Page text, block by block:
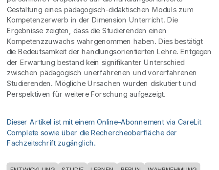
Gestaltung eines pädagogisch-didaktischen Moduls zum
Kompetenzerwerb in der Dimension Unterricht. Die
Ergebnisse zeigten, dass die Studierenden einen
Kompetenzzuwachs wahrgenommen haben. Dies bestätigt
die Bedeutsamkeit der handlungsorientierten Lehre. Entgegen
der Erwartung bestand kein signifikanter Unterschied
zwischen pädagogisch unerfahrenen und vorerfahrenen
Studierenden. Mögliche Ursachen wurden diskutiert und
Perspektiven für weitere Forschung aufgezeigt.
Dieser Artikel ist mit einem Online-Abonnement via CareLit
Complete sowie über die Rechercheoberfläche der
Fachzeitschrift zugänglich.